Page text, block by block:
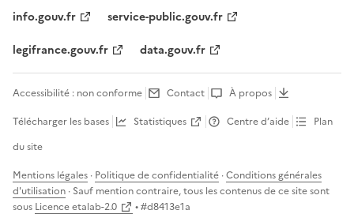
info.gouv.fr
service-public.gouv.fr
legifrance.gouv.fr
data.gouv.fr
Accessibilité : non conforme Contact
À propos
Télécharger les bases
Statistiques Centre d’aide
Plan
du site
Mentions légales · Politique de confidentialité ·Conditions générales
d'utilisation · Sauf mention contraire, tous les contenus de ce site sont
sous Licence etalab-2.0 • #d8413e1a